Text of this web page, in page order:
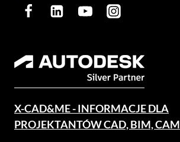
X-CAD&ME - INFORMACJE DLA
PROJEKTANTÓW CAD, BIM, CAM